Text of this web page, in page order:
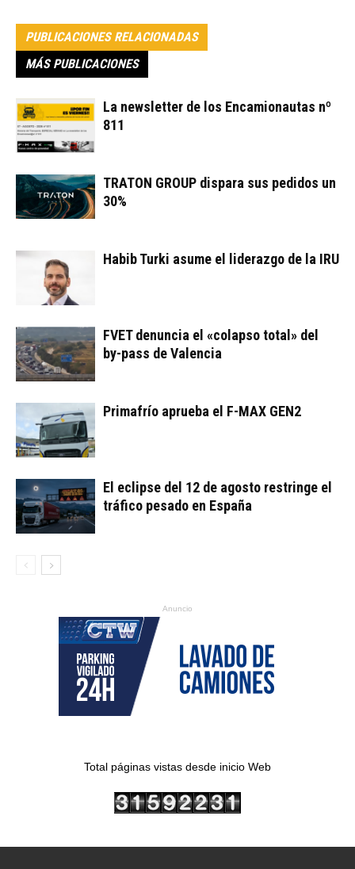
PUBLICACIONES RELACIONADAS
MÁS PUBLICACIONES
La newsletter de los Encamionautas nº
811
TRATON GROUP dispara sus pedidos un
30%
Habib Turki asume el liderazgo de la IRU
FVET denuncia el «colapso total» del
by-pass de Valencia
Primafrío aprueba el F-MAX GEN2
El eclipse del 12 de agosto restringe el
tráfico pesado en España
Anuncio
Total páginas vistas desde inicio Web